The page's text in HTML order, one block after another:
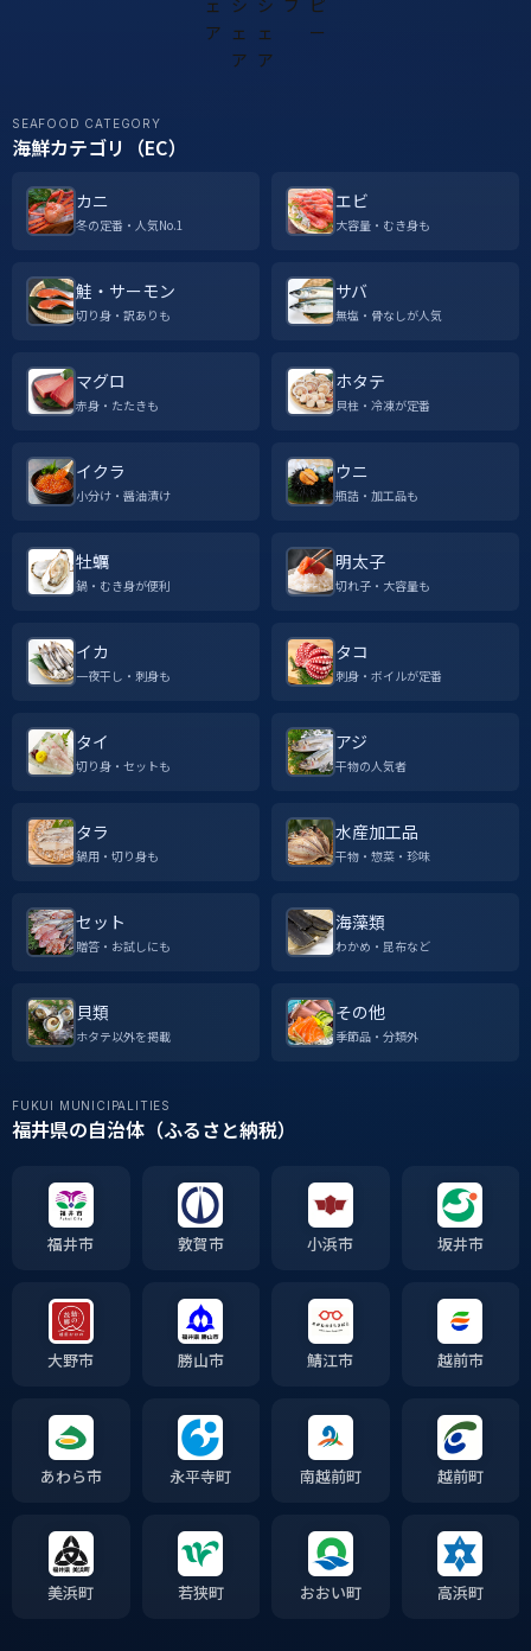
SEAFOOD CATEGORY
海鮮カテゴリ（EC）
カニ
冬の定番・人気No.1
エビ
大容量・むき身も
鮭・サーモン
切り身・訳ありも
サバ
無塩・骨なしが人気
マグロ
赤身・たたきも
ホタテ
貝柱・冷凍が定番
イクラ
小分け・醤油漬け
ウニ
瓶詰・加工品も
牡蠣
鍋・むき身が便利
明太子
切れ子・大容量も
イカ
一夜干し・刺身も
タコ
刺身・ボイルが定番
タイ
切り身・セットも
アジ
干物の人気者
タラ
鍋用・切り身も
水産加工品
干物・惣菜・珍味
セット
贈答・お試しにも
海藻類
わかめ・昆布など
貝類
ホタテ以外を掲載
その他
季節品・分類外
FUKUI MUNICIPALITIES
福井県の自治体（ふるさと納税）
福井市 敦賀市 小浜市 坂井市
大野市 勝山市 鯖江市 越前市
あわら市 永平寺町 南越前町 越前町
美浜町 若狭町 おおい町 高浜町